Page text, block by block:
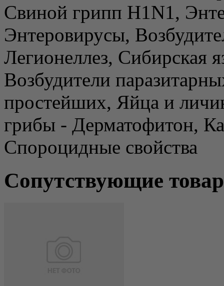
Свиной грипп H1N1,
Энтеровирусы,
Легионеллез, Сибирская
Возбудители
простейших, Яйца и
грибы - Дерматофитон,
Спороцидные свойства
Сопутствующие